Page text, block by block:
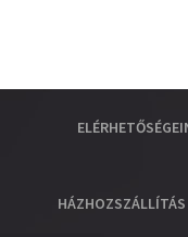
HÁZHOZSZÁLLÍTÁS